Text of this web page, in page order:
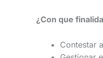
¿Con que
Contestar